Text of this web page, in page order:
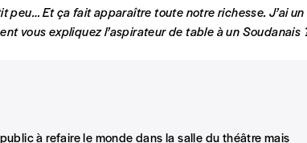
peu… Et ça fait apparaître toute notre richesse. J’ai un
vous expliquez l’aspirateur de table à un Soudanais
à refaire le monde dans la salle du théâtre mais